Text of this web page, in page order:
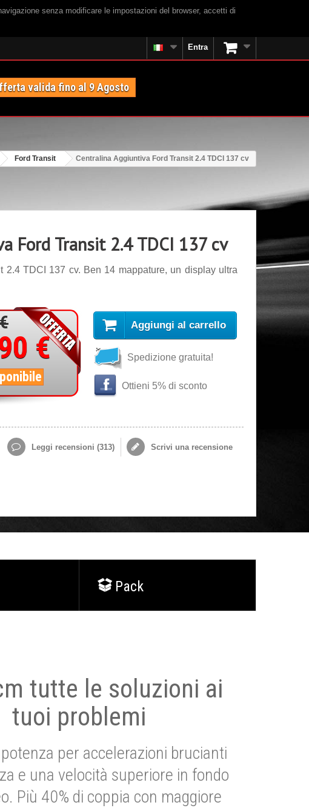
senza modificare le impostazioni del browser, accetti di
Entra
valida fino al 9 Agosto
Ford Transit Centralina Aggiuntiva Ford Transit 2.4 TDCI 137 cv
Ford Transit 2.4 TDCI 137 cv
2.4 TDCI 137 cv. Ben 14 mappature, un display ultra
€
Aggiungi al carrello
Spedizione gratuita!
Ottieni 5% di sconto
Leggi recensioni (313) Scrivi una recensione
Pack
tutte le soluzioni ai
tuoi problemi
per accelerazioni brucianti
e una velocità superiore in fondo
Più 40% di coppia con maggiore